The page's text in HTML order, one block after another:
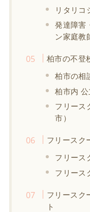
リタリコ
発達障害
ン家庭教
柏市の不登
柏市の相
柏市内
フリース
市）
フリースク
フリース
フリース
フリースク
ト